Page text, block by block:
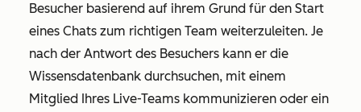
Besucher basierend auf ihrem Grund für den Start
eines Chats zum richtigen Team weiterzuleiten. Je
nach der Antwort des Besuchers kann er die
Wissensdatenbank durchsuchen, mit einem
Mitglied Ihres Live-Teams kommunizieren oder ein